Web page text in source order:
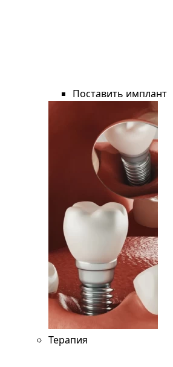
Поставить имплант
Терапия